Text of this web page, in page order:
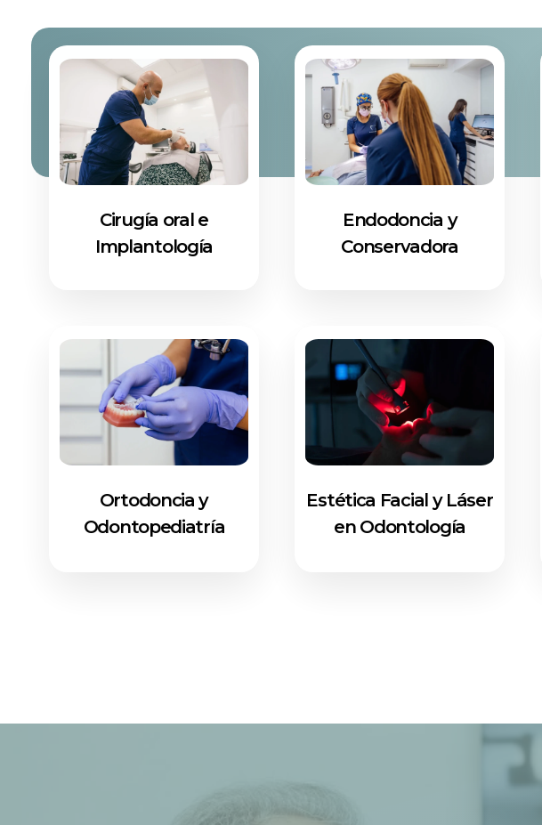
Cirugía oral e
Implantología
Endodoncia y
Conservadora
Ortodoncia y
Odontopediatría
Estética Facial y Láser
en Odontología